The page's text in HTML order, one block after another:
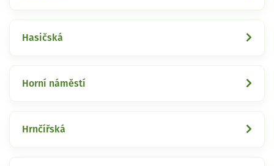
Hasičská
Horní náměstí
Hrnčířská